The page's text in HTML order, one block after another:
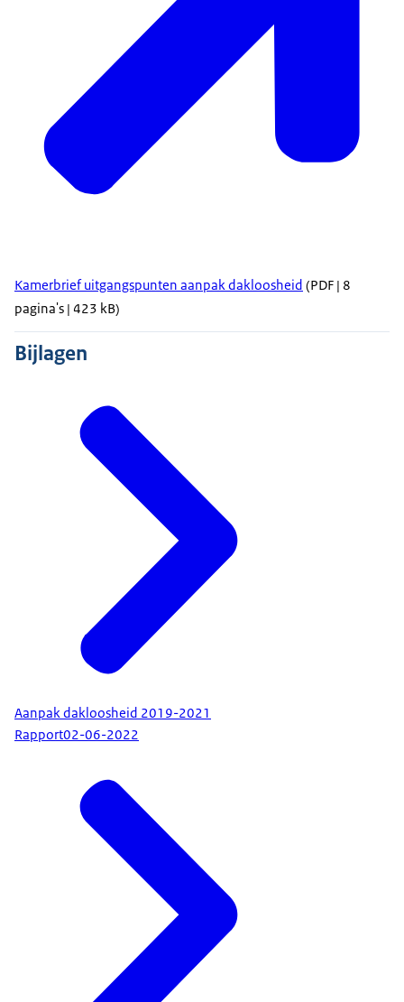
Kamerbrief uitgangspunten aanpak dakloosheid (PDF | 8
pagina's | 423 kB)
Bijlagen
Aanpak dakloosheid 2019-2021
Rapport02-06-2022